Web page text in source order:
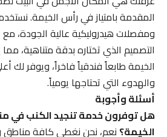
المقدمة بامتياز في رأس الخيمة. نستخدم
ومفصلات هيدروليكية عالية الجودة، مع
التصميم الذي تختاره بدقة متناهية،
الخيمة طابعاً فندقياً فاخراً، ويوفر لك
والهدوء التي تحتاجها يومياً.
أسئلة وأجوبة
هل توفرون خدمة تنجيد الكنب في
الخيمة؟نعم، نحن نغطي كافة مناطق